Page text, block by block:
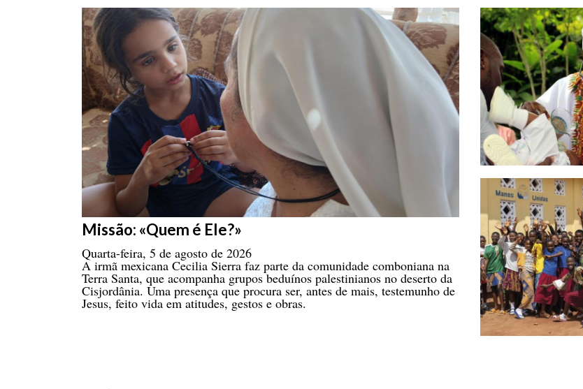
Missão: «Quem é Ele?»
Quarta-feira, 5 de agosto de 2026
A irmã mexicana Cecilia Sierra faz parte da comunidade comboniana na
Terra Santa, que acompanha grupos beduínos palestinianos no deserto da
Cisjordânia. Uma presença que procura ser, antes de mais, testemunho de
Jesus, feito vida em atitudes, gestos e obras.